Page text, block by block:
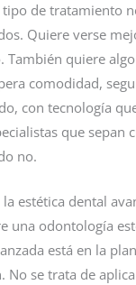
tipo de tratamiento
Quiere verse
También quiere
comodidad,
con tecnología
que sepan
no.
estética dental
una odontología
está en la
No se trata de